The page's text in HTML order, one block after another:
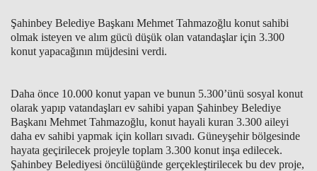
Şahinbey Belediye Başkanı Mehmet Tahmazoğlu konut sahibi
olmak isteyen ve alım gücü düşük olan vatandaşlar için 3.300
konut yapacağının müjdesini verdi.
Daha önce 10.000 konut yapan ve bunun 5.300’ünü sosyal konut
olarak yapıp vatandaşları ev sahibi yapan Şahinbey Belediye
Başkanı Mehmet Tahmazoğlu, konut hayali kuran 3.300 aileyi
daha ev sahibi yapmak için kolları sıvadı. Güneyşehir bölgesinde
hayata geçirilecek projeyle toplam 3.300 konut inşa edilecek.
Şahinbey Belediyesi öncülüğünde gerçekleştirilecek bu dev proje,